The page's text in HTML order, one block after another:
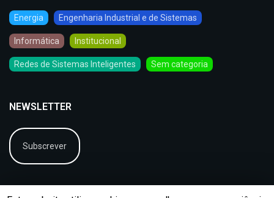
Energia Engenharia Industrial e de Sistemas
Informática Institucional
Redes de Sistemas Inteligentes Sem categoria
NEWSLETTER
Subscrever